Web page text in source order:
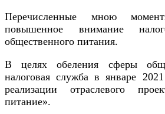
Перечисленные мною
повышенное внимание
общественного питания.
В целях обеления сферы
налоговая служба в январе
реализации отраслевого
питание».